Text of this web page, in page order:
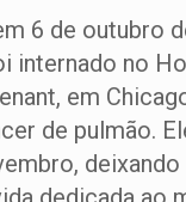
6 de outubro
internado no
em
de pulmão.